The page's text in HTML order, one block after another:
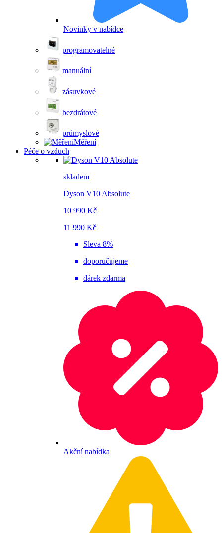
Novinky v nabídce
programovatelné
manuální
zásuvkové
bezdrátové
průmyslové
Měření
Péče o vzduch
skladem
Dyson V10 Absolute
10 990 Kč
11 990 Kč
Sleva 8%
doporučujeme
dárek zdarma
Akční nabídka